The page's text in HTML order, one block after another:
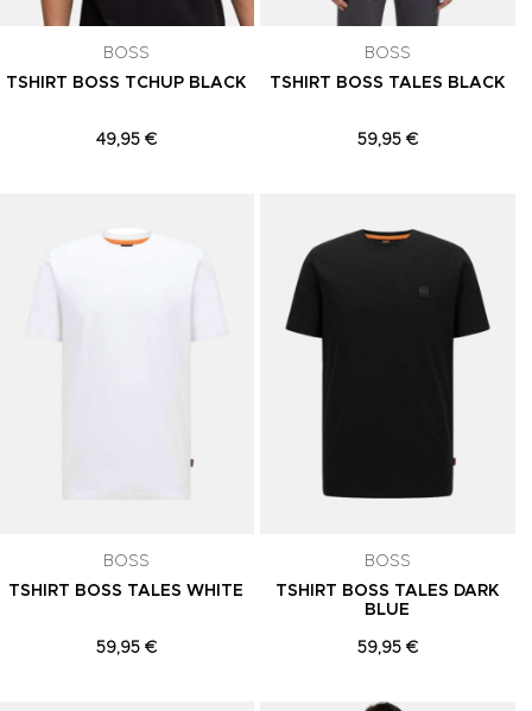
BOSS
TSHIRT BOSS TCHUP BLACK
49,95 €
BOSS
TSHIRT BOSS TALES BLACK
59,95 €
BOSS
TSHIRT BOSS TALES WHITE
59,95 €
BOSS
TSHIRT BOSS TALES DARK
BLUE
59,95 €
a